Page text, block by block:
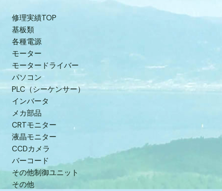
修理実績TOP
基板類
各種電源
モーター
モータードライバー
パソコン
PLC（シーケンサー）
インバータ
メカ部品
CRTモニター
液晶モニター
CCDカメラ
バーコード
その他制御ユニット
その他